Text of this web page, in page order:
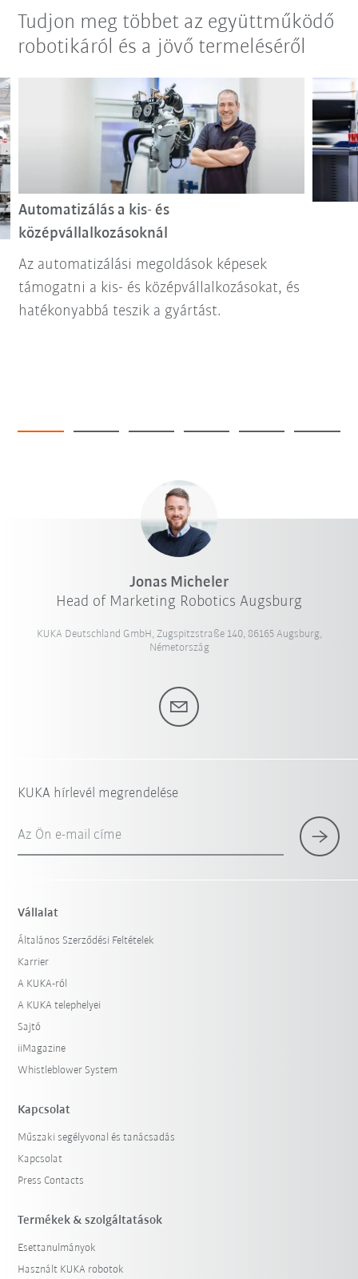
Tudjon meg többet az együttműködő
robotikáról és a jövő termeléséről
Automatizálás a kis- és
középvállalkozásoknál
Az automatizálási megoldások képesek
támogatni a kis- és középvállalkozásokat, és
hatékonyabbá teszik a gyártást.
Jonas Micheler
Head of Marketing Robotics Augsburg
KUKA Deutschland GmbH, Zugspitzstraße 140, 86165 Augsburg,
Németország
KUKA hírlevél megrendelése
Az Ön e-mail címe
Vállalat
Általános Szerződési Feltételek
Karrier
A KUKA-ról
A KUKA telephelyei
Sajtó
iiMagazine
Whistleblower System
Kapcsolat
Műszaki segélyvonal és tanácsadás
Kapcsolat
Press Contacts
Termékek & szolgáltatások
Esettanulmányok
Használt KUKA robotok